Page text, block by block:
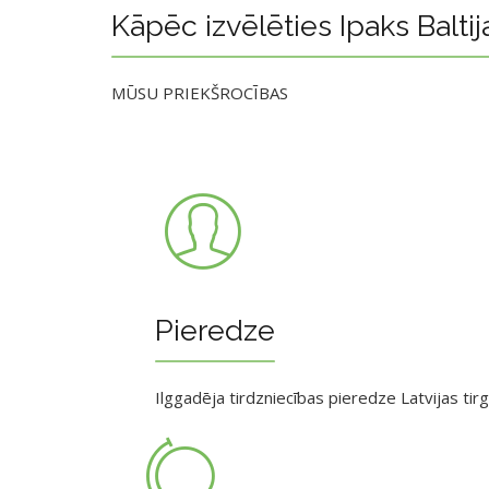
Kāpēc izvēlēties Ipaks
MŪSU PRIEKŠROCĪBAS
Pieredze
Ilggadēja tirdzniecības pieredze Latvijas